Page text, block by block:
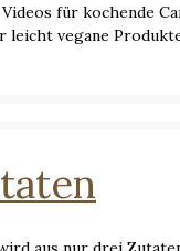
für kochende
vegane